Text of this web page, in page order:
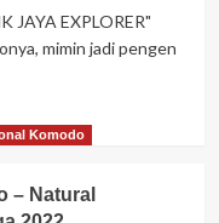
JAYA EXPLORER"
mimin jadi pengen
Komodo
– Natural